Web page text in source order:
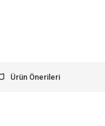
Ürün Önerileri